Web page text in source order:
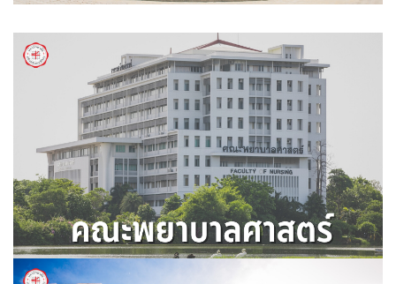
คณะวิศวกรรมศาสตร์